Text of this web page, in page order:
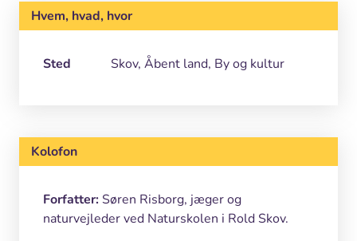
Hvem, hvad, hvor
Sted Skov, Åbent land, By og kultur
Kolofon
Forfatter:Søren Risborg, jæger og
naturvejleder ved Naturskolen i Rold Skov.